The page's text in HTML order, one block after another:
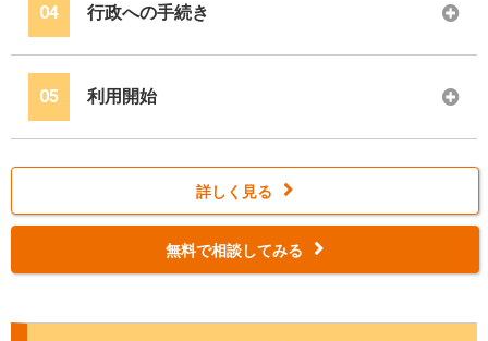
04 行政への手続き
05 利用開始
詳しく見る
無料で相談してみる